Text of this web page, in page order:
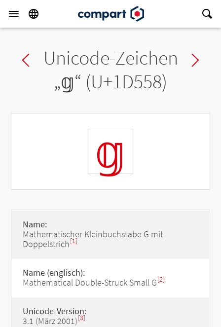
Previous char
Unicode-Zeichen
„𝕘“ (U+1D558)
𝕘
Name:
Mathematischer Kleinbuchstabe G mit
Doppelstrich [1]
Name (englisch):
Mathematical Double-Struck Small G[2]
Unicode-Version:
3.1 (März 2001)[3]